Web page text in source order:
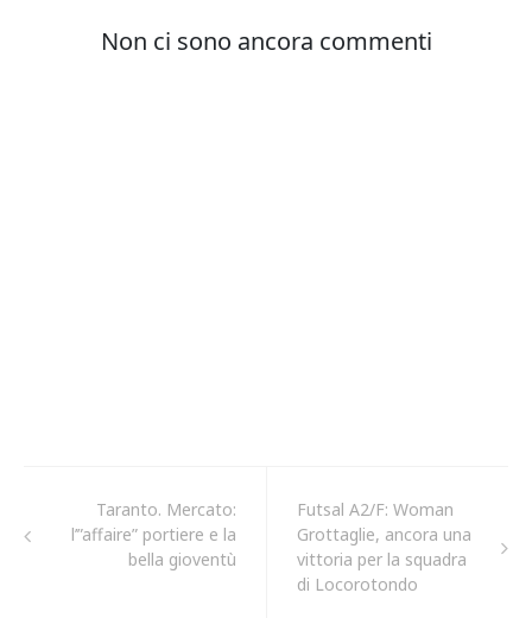
Taranto. Mercato:
l’”affaire” portiere e la
bella gioventù
Futsal A2/F: Woman
Grottaglie, ancora una
vittoria per la squadra
di Locorotondo